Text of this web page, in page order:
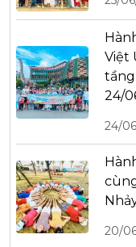
Việt
24/
24/
20/